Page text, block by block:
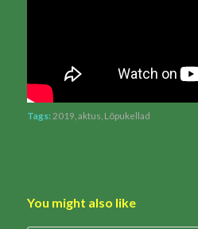
Tags: 2019 aktus Lõpukellad
You might also like